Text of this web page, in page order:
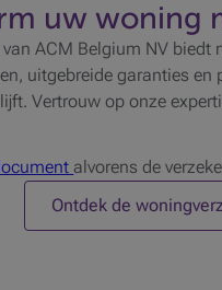
uw woning
ACM Belgium NV
uitgebreide garanties
Vertrouw op onze
alvorens de
Ontdek de